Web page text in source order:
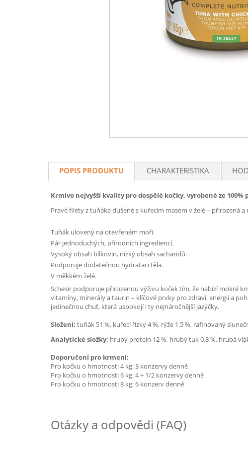
POPIS PRODUKTU CHARAKTERISTIKA
Krmivo nejvyšší kvality pro dospělé kočky, vyrobené ze
Pravé filety z tuňáka dušené s kuřecím masem v želé – přirozená
Tuňák ulovený na otevřeném moři.
Pár jednoduchých, přírodních ingrediencí.
Vysoký obsah bílkovin, nízký obsah sacharidů.
Podporuje dodatečnou hydrataci těla.
V měkkém želé.
Schesir podporuje přirozenou výživu koček tím, že nabízí mokré
vitamíny, minerály a taurin – klíčové prvky pro zdraví, energii a
jedinečnou chuť, která uspokojí i ty nejnáročnější jazýčky.
Složení: tuňák 51 %, kuřecí řízky 4 %, rýže 1,5 %, rafinovaný
Analytické složky: hrubý protein 12 %, hrubý tuk 0,8 %, hrubá
Doporučení pro krmení:
Pro kočku o hmotnosti 4 kg: 3 konzervy denně
Pro kočku o hmotnosti 6 kg: 4 + 1/2 konzervy denně
Pro kočku o hmotnosti 8 kg: 6 konzerv denně
Otázky a odpovědi (FAQ)